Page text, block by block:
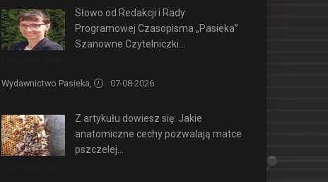
Słowo od Redakcji i Rady
Programowej Czasopisma „Pasieka”
Szanowne Czytelniczki...
Wydawnictwo Pasieka, 07-08-2026
Z artykułu dowiesz się: Jakie
anatomiczne cechy pozwalają matce
pszczelej...